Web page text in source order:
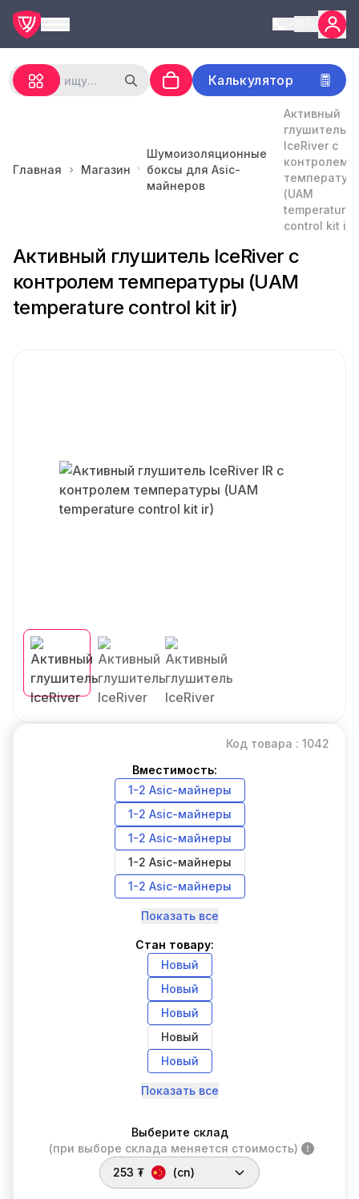
Калькулятор
Главная Магазин
Шумоизоляционные
боксы для Asic-
майнеров
Активный
глушитель
IceRiver с
контролем
(UAM
temperature
control kit ir)
Активный глушитель IceRiver с
контролем температуры (UAM
temperature control kit ir)
Код товара : 1042
Вместимость:
1-2 Asic-майнеры
1-2 Asic-майнеры
1-2 Asic-майнеры
1-2 Asic-майнеры
1-2 Asic-майнеры
Показать все
Стан товару:
Новый
Новый
Новый
Новый
Новый
Показать все
Выберите склад
(при выборе склада меняется стоимость)
253 ₮
(cn)